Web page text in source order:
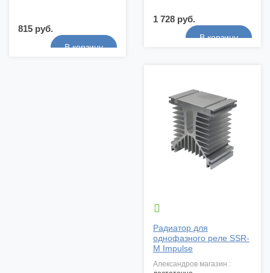
815 руб.
1 728 руб.

Радиатор для
однофазного реле SSR-
M Impulse
александров магазин :